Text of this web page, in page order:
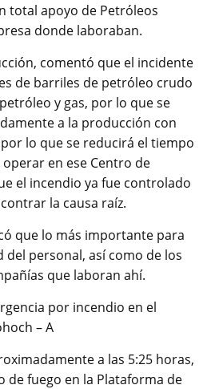
total apoyo de Petróleos
donde laboraban.
comentó que el incidente
de barriles de petróleo crudo
y gas, por lo que se
a la producción con
lo que se reducirá el tiempo
en ese Centro de
el incendio ya fue controlado
la causa raíz.
que lo más importante para
del personal, así como de los
que laboran ahí.
por incendio en el
– A
a las 5:25 horas,
de fuego en la Plataforma de